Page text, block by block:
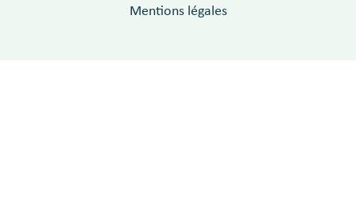
Mentions légales